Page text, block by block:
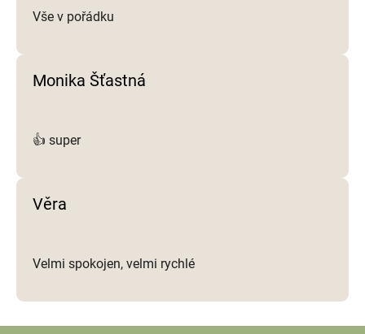
Vše v pořádku
Monika Šťastná
👍 super
Věra
Velmi spokojen, velmi rychlé